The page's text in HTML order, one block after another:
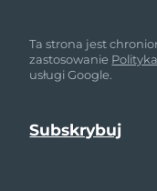
Ta strona jest
zastosowanie
usługi Google.